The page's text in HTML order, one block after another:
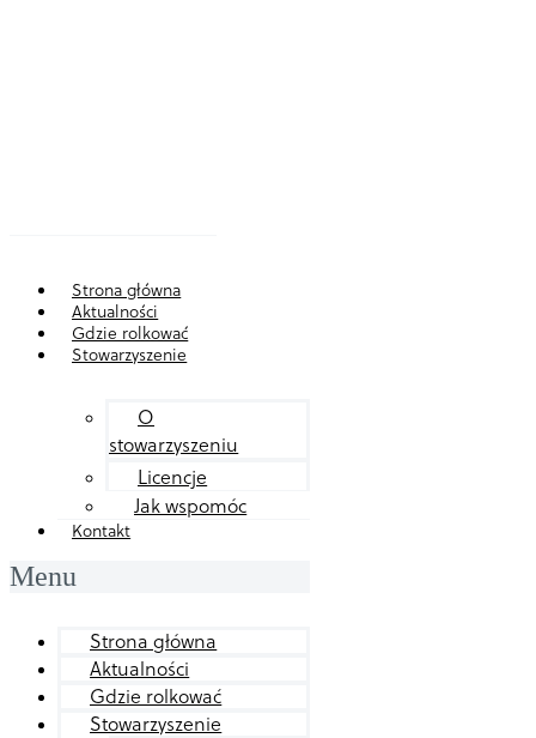
Strona główna
Aktualności
Gdzie rolkować
Stowarzyszenie
O
stowarzyszeniu
Licencje
Jak wspomóc
Kontakt
Menu
Strona główna
Aktualności
Gdzie rolkować
Stowarzyszenie